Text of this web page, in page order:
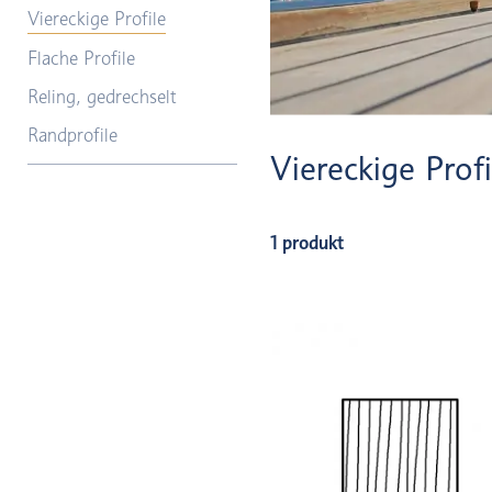
Viereckige Profile
Flache Profile
Reling, gedrechselt
Randprofile
Viereckige
1 produkt